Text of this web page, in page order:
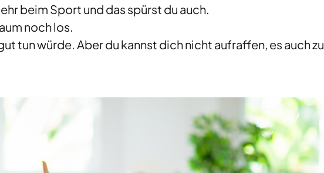
beim Sport und das spürst du auch.
noch los.
tun würde. Aber du kannst dich nicht aufraffen, es auch zu